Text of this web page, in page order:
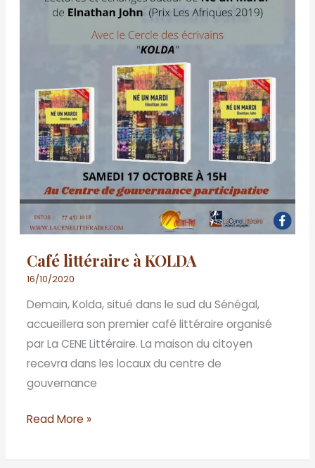
Café littéraire à KOLDA
16/10/2020
Demain, Kolda, situé dans le sud du Sénégal,
accueillera son premier café littéraire organisé
par La CENE Littéraire. La maison du citoyen
recevra dans les locaux du centre de
gouvernance
Read More »